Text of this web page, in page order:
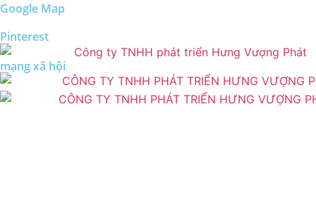
Google Map
Pinterest
mạng xã hội